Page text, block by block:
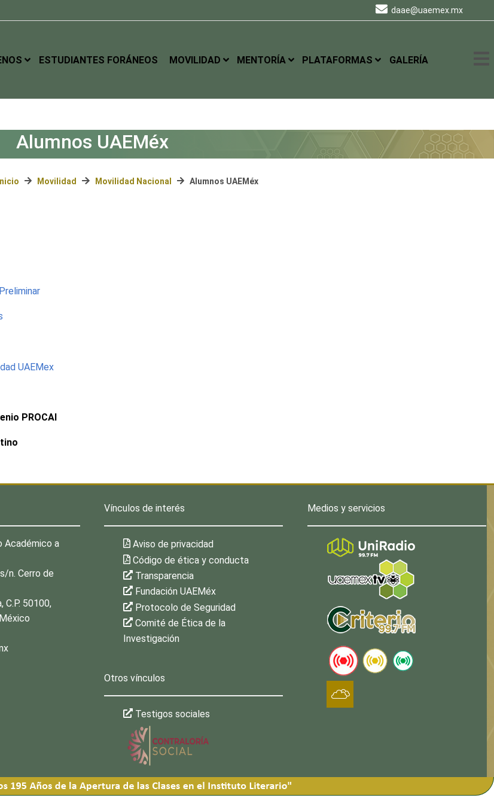
daae@uaemex.mx
ESTUDIANTES FORÁNEOS MOVILIDAD MENTORÍA PLATAFORMAS GALERÍA
Alumnos UAEMéx
Movilidad Movilidad Nacional Alumnos UAEMéx
UAEMex
PROCAI
Académico a
n. Cerro de
C.P. 50100,
Vínculos de interés
Aviso de privacidad
Código de ética y conducta
Transparencia
Fundación UAEMéx
Protocolo de Seguridad
Comité de Ética de la
Investigación
Otros vínculos
Testigos sociales
Medios y servicios